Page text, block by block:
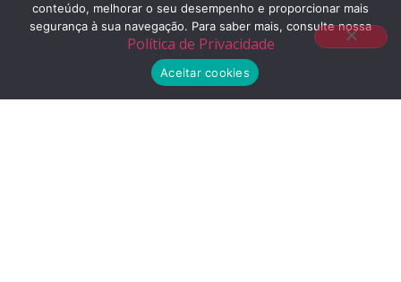
Telefone
(11) 2155-3300
conteúdo, melhorar o seu desempenho e proporcionar mais
segurança à sua navegação. Para saber mais, consulte nossa
Política de Privacidade
Aceitar cookies